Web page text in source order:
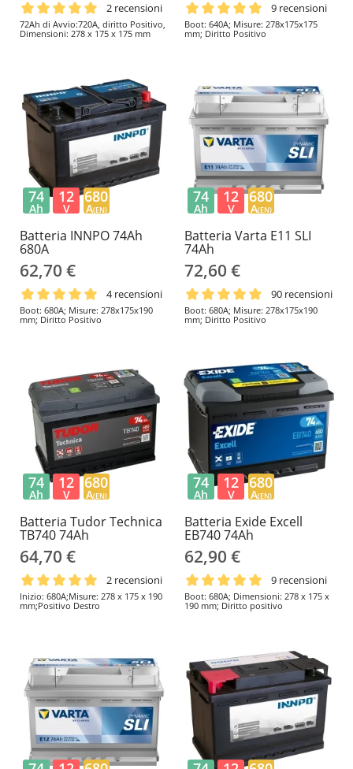
2 recensioni
72Ah di Avvio:720A, diritto Positivo,
Dimensioni: 278 x 175 x 175 mm
9 recensioni
Boot: 640A; Misure: 278x175x175
mm; Diritto Positivo
Batteria INNPO 74Ah
680A
62,70 €
4 recensioni
Boot: 680A; Misure: 278x175x190
mm; Diritto Positivo
74
Ah
12
V
680
A(EN)
Batteria Varta E11 SLI
74Ah
72,60 €
90 recensioni
Boot: 680A; Misure: 278x175x190
mm; Diritto Positivo
74
Ah
12
V
680
A(EN)
Batteria Tudor Technica
TB740 74Ah
64,70 €
2 recensioni
Inizio: 680A;Misure: 278 x 175 x 190
mm;Positivo Destro
74
Ah
12
V
680
A(EN)
Batteria Exide Excell
EB740 74Ah
62,90 €
9 recensioni
Boot: 680A; Dimensioni: 278 x 175 x
190 mm; Diritto positivo
74
Ah
12
V
680
A(EN)